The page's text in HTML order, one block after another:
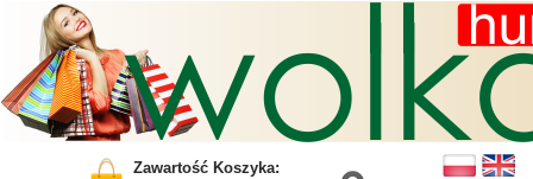
Zawartość Koszyka: